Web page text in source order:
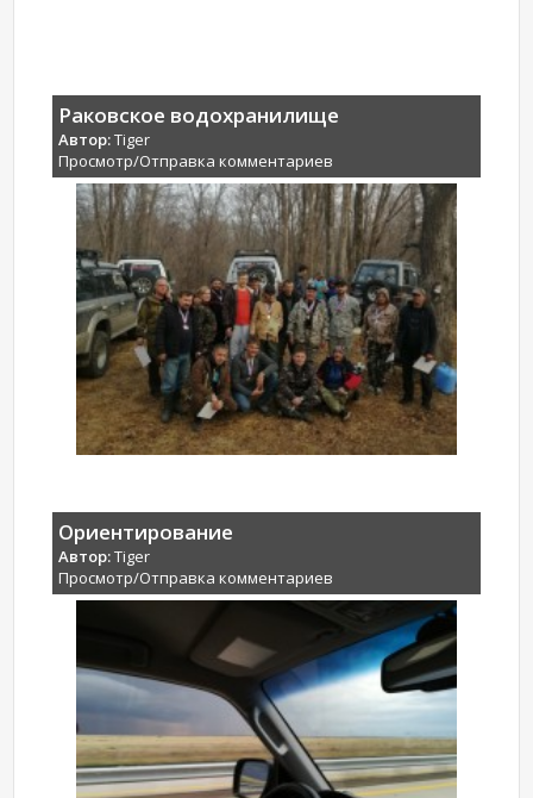
Раковское водохранилище
Автор:Tiger
Просмотр/Отправка комментариев
Ориентирование
Автор:Tiger
Просмотр/Отправка комментариев